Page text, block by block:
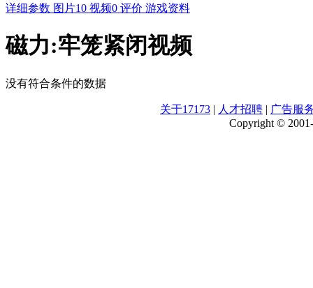
详细参数 图片10 视频0 评价 游戏资料
磁力:牢笼紧闭视频
没有符合条件的数据
关于17173 | 人才招聘 | 广告服
Copyright ©